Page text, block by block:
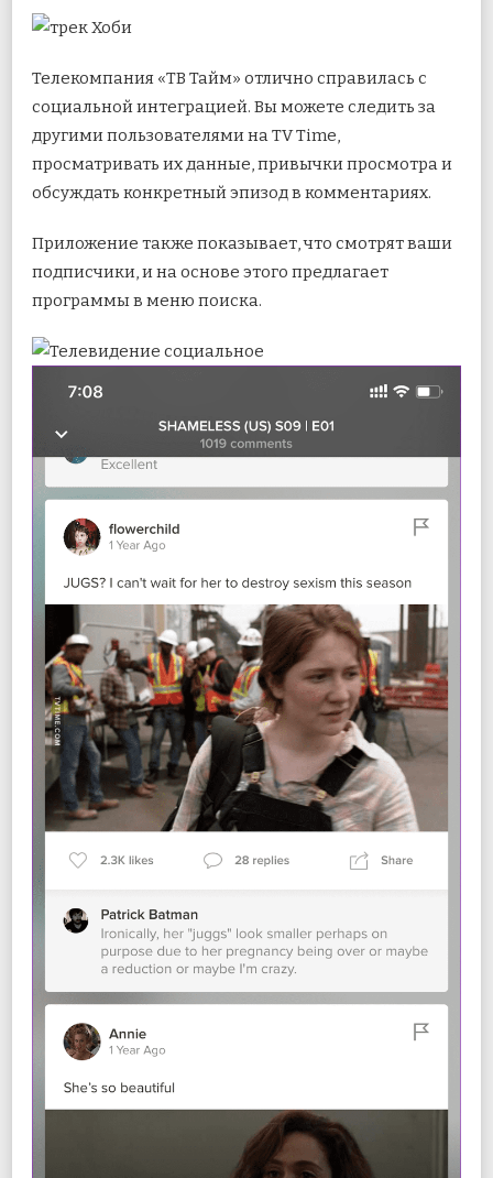
Телекомпания «ТВ Тайм» отлично справилась с
социальной интеграцией. Вы можете следить за
другими пользователями на TV Time,
просматривать их данные, привычки просмотра и
обсуждать конкретный эпизод в комментариях.
Приложение также показывает, что смотрят ваши
подписчики, и на основе этого предлагает
программы в меню поиска.